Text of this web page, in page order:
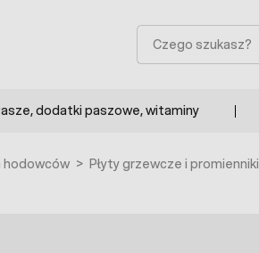
Szukaj
dodatki paszowe, witaminy
hodowców > Płyty grzewcze i promienniki